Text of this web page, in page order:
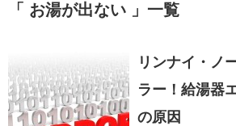
お湯が出ない 一覧
リンナイ・ノ
ラー！給湯器
の原因